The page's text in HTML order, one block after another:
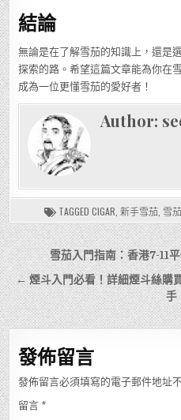
結論
無論是在了解雪茄的知識上，還是
探索的路。希望這篇文章能為你在
成為一位更懂雪茄的愛好者！
Author:
TAGGED CIGAR 新手雪茄 雪茄
文
章
導
覽
雪茄入門指南：香港7-11
← 煙斗入門必看！詳細煙斗絲購
手
發佈留言
發佈留言必須填寫的電子郵件地址
留言 *